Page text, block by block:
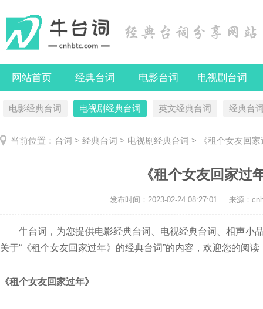
网站首页 经典台词 电影台词 电视剧台词
电影经典台词 电视剧经典台词 英文经典台词 经典台
当前位置： 台词 > 经典台词 > 电视剧经典台词 > 《租个女友回
《租个女友回家过
发布时间： 2023-02-24 08:27:01 来源：
牛台词，为您提供电影经典台词、电视经典台词、相声小
关于“《租个女友回家过年》的经典台词”的内容，欢迎您的阅
《租个女友回家过年》